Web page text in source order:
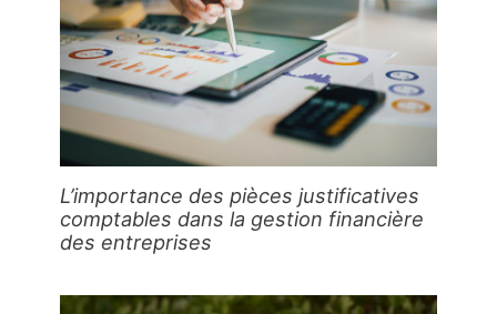
L’importance des pièces justificatives
comptables dans la gestion financière
des entreprises